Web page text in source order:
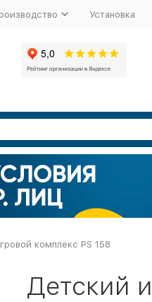
Установка
комплекс PS 158
Детский